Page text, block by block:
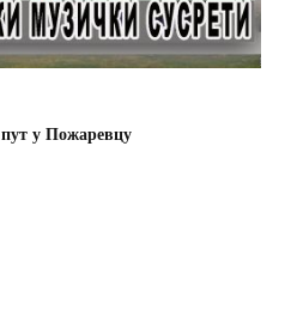
у Пожаревцу